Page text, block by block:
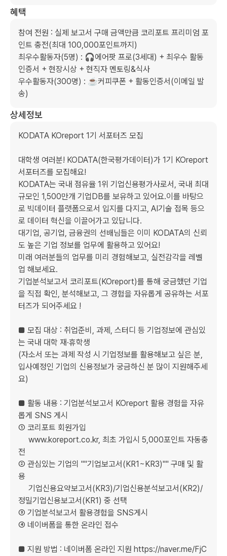
혜택
참여 전원 : 실제 보고서 구매 금액만큼 코리포트 프리미엄 포
인트 충전(최대 100,000포인트까지)
최우수활동자(5명) : 🎧에어팟 프로(3세대) + 최우수 활동
인증서 + 현장시상 + 현직자 멘토링&식사
우수활동자(300명) : ☕️커피쿠폰 + 활동인증서(이메일 발
송)
상세정보
KODATA KOreport 1기 서포터즈 모집
대학생 여러분! KODATA(한국평가데이터)가 1기 KOreport
서포터즈를 모집해요!
KODATA는 국내 점유율 1위 기업신용평가사로서, 국내 최대
규모인 1,500만개 기업DB를 보유하고 있어요.이를 바탕으
로 빅데이터 플랫폼으로서 입지를 다지고, AI기술 접목 등으
로 데이터 혁신을 이끌어가고 있답니다.
대기업, 공기업, 금융권의 선배님들은 이미 KODATA의 신뢰
도 높은 기업 정보를 업무에 활용하고 있어요!
미래 여러분들의 업무를 미리 경험해보고, 실전감각을 레벨
업 해보세요.
기업분석보고서 코리포트(KOreport)를 통해 궁금했던 기업
을 직접 확인, 분석해보고, 그 경험을 자유롭게 공유하는 서포
터즈가 되어주세요 !
■ 모집 대상 : 취업준비, 과제, 스터디 등 기업정보에 관심있
는 국내 대학 재·휴학생
(자소서 또는 과제 작성 시 기업정보를 활용해보고 싶은 분,
입사예정인 기업의 신용정보가 궁금하신 분 많이 지원해주세
요)
■ 활동 내용 : 기업분석보고서 KOreport 활용 경험을 자유
롭게 SNS 게시
① 코리포트 회원가입
전
② 관심있는 기업의 ""기업보고서(KR1~KR3)"" 구매 및 활
용
정밀기업신용보고서(KR1) 중 선택
③ 기업분석보고서 활용경험을 SNS게시
④ 네이버폼을 통한 온라인 접수
■ 지원 방법 : 네이버폼 온라인 지원 https://naver.me/FjC